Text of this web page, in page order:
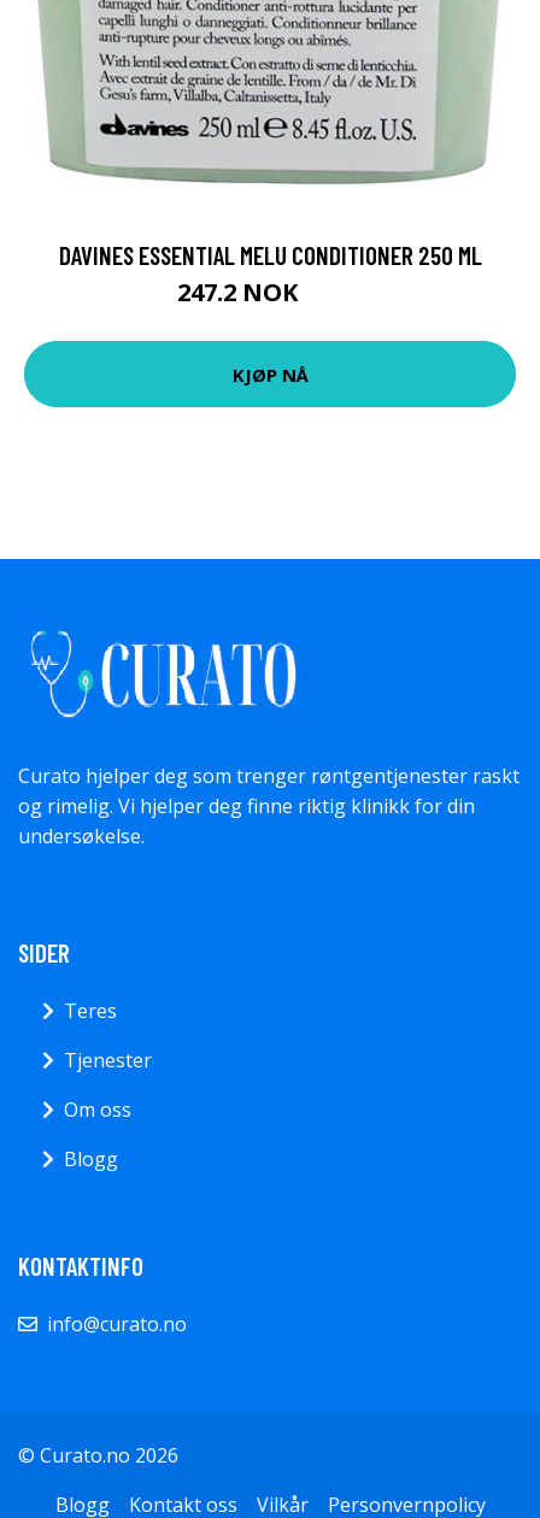
DAVINES ESSENTIAL MELU CONDITIONER 250 ML
247.2 NOK
KJØP NÅ
Curato hjelper deg som trenger røntgentjenester raskt
og rimelig. Vi hjelper deg finne riktig klinikk for din
undersøkelse.
SIDER
Teres
Tjenester
Om oss
Blogg
KONTAKTINFO
info@curato.no
© Curato.no 2026
Blogg
Kontakt oss Vilkår Personvernpolicy